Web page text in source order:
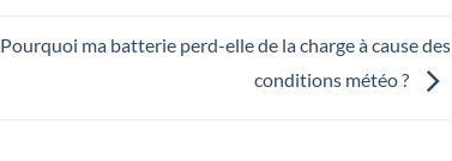
Pourquoi ma batterie perd-elle de la charge à cause des
conditions météo ?